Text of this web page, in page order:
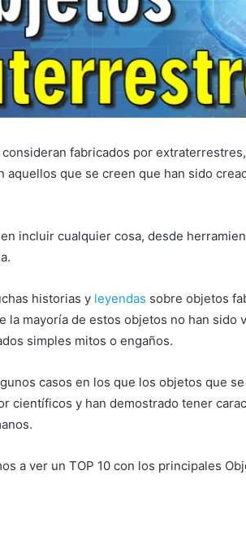
fabricados por
aquellos que se creen que han sido
incluir cualquier cosa, desde
historias y leyendas sobre objetos
la mayoría de estos objetos no han
simples mitos o engaños.
casos en los que los objetos que
científicos y han demostrado tener
a ver un TOP 10 con los principales